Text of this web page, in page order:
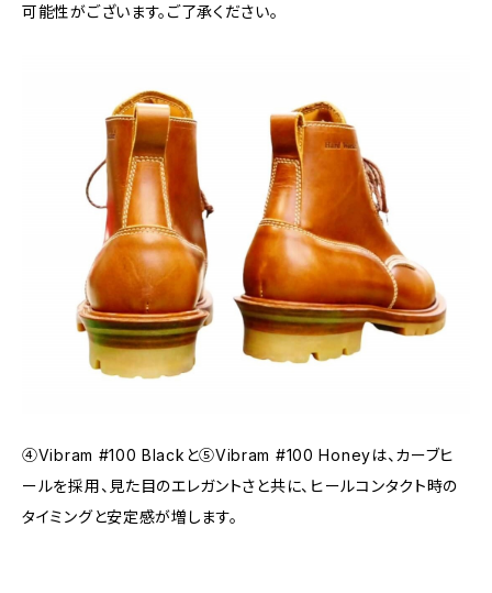
可能性がございます。ご了承ください。
④Vibram #100 Blackと➄Vibram #100 Honeyは、カーブヒ
ールを採用、見た目のエレガントさと共に、ヒールコンタクト時の
タイミングと安定感が増します。